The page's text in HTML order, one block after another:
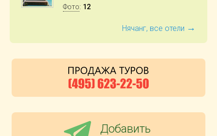
Фото: 12
Нячанг, все отели →
Добавить